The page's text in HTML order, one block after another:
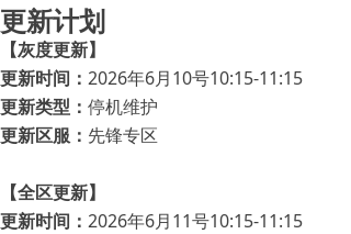
更新计划
【灰度更新】
更新时间： 2026年6月10号10:15-11:15
更新类型： 停机维护
更新区服： 先锋专区
【全区更新】
更新时间： 2026年6月11号10:15-11:15